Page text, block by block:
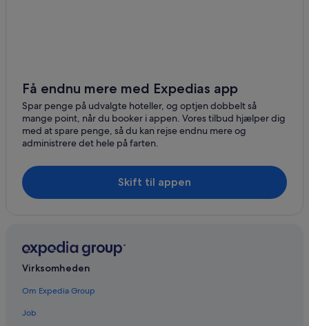
Få endnu mere med Expedias app
Spar penge på udvalgte hoteller, og optjen dobbelt så
mange point, når du booker i appen. Vores tilbud hjælper dig
med at spare penge, så du kan rejse endnu mere og
administrere det hele på farten.
Skift til appen
Virksomheden
Om Expedia Group
Job